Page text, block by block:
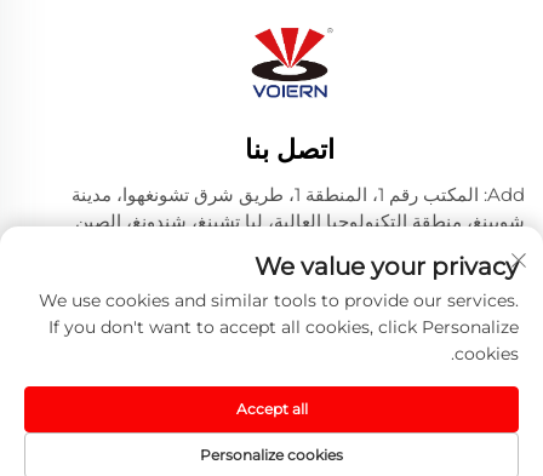
اتصل بنا
Add: المكتب رقم 1، المنطقة 1، طريق شرق تشونغهوا، مدينة
شويينغ، منطقة التكنولوجيا العالية، ليا تشينغ، شندونغ، الصين
الهاتف: +86-635 8512218
البريد الإلكتروني:[email protected]
حقوق النشر © 2024 شركة ليتشنغ فويرن ليزر تكنولوجي
سياسة الخصوصية
We value your privacy
We use cookies and similar tools to provide our services.
If you don't want to accept all cookies, click Personalize
cookies.
Personalize cookies
Accept all